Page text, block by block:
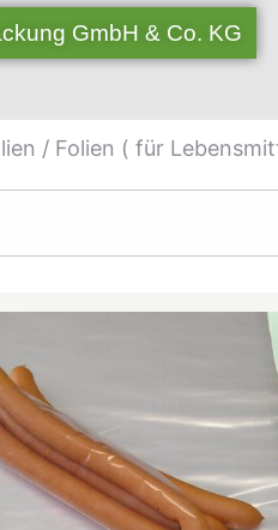
GmbH & Co. KG
/ Folien ( für